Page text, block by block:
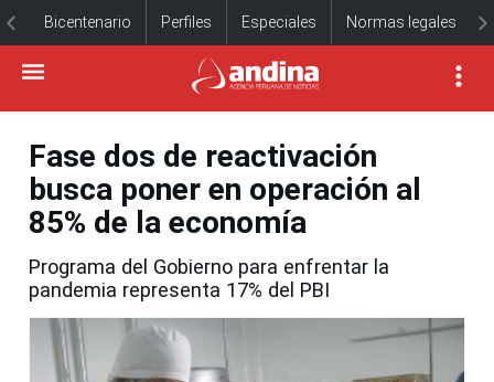
Bicentenario Perfiles Especiales Normas legales
Fase dos de reactivación
busca poner en operación al
85% de la economía
Programa del Gobierno para enfrentar la
pandemia representa 17% del PBI